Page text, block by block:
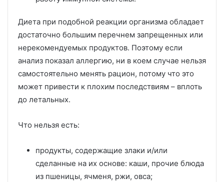
Диета при подобной реакции организма обладает
достаточно большим перечнем запрещенных или
нерекомендуемых продуктов. Поэтому если
анализ показал аллергию, ни в коем случае нельзя
самостоятельно менять рацион, потому что это
может привести к плохим последствиям – вплоть
до летальных.
Что нельзя есть:
продукты, содержащие злаки и/или
сделанные на их основе: каши, прочие блюда
из пшеницы, ячменя, ржи, овса;